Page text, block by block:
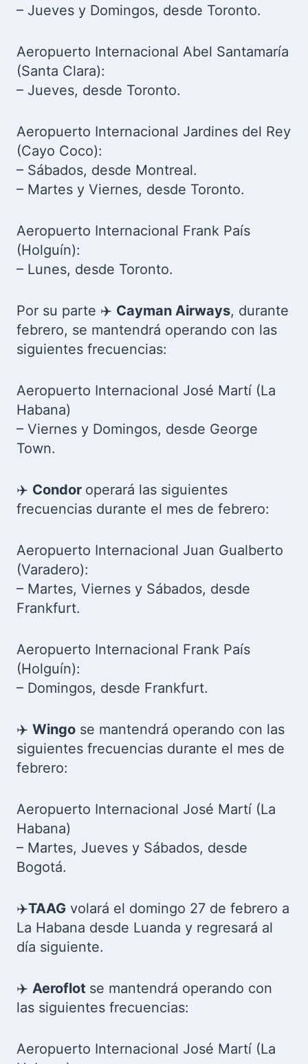
– Jueves y Domingos, desde Toronto.
Aeropuerto Internacional Abel Santamaría
(Santa Clara):
– Jueves, desde Toronto.
Aeropuerto Internacional Jardines del Rey
(Cayo Coco):
– Sábados, desde Montreal.
– Martes y Viernes, desde Toronto.
Aeropuerto Internacional Frank País
(Holguín):
– Lunes, desde Toronto.
Por su parte ✈️ Cayman Airways, durante
febrero, se mantendrá operando con las
siguientes frecuencias:
Aeropuerto Internacional José Martí (La
Habana)
– Viernes y Domingos, desde George
Town.
✈️ Condor operará las siguientes
frecuencias durante el mes de febrero:
Aeropuerto Internacional Juan Gualberto
(Varadero):
– Martes, Viernes y Sábados, desde
Frankfurt.
Aeropuerto Internacional Frank País
(Holguín):
– Domingos, desde Frankfurt.
✈️ Wingo se mantendrá operando con las
siguientes frecuencias durante el mes de
febrero:
Aeropuerto Internacional José Martí (La
Habana)
– Martes, Jueves y Sábados, desde
Bogotá.
✈️TAAG volará el domingo 27 de febrero a
La Habana desde Luanda y regresará al
día siguiente.
✈️ Aeroflot se mantendrá operando con
las siguientes frecuencias:
Aeropuerto Internacional José Martí (La